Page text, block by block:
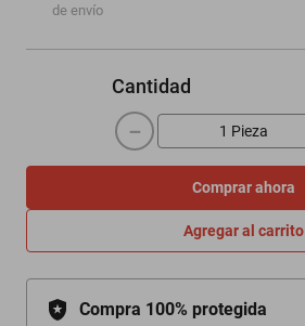
de envío
Cantidad
－
Comprar ahora
Agregar al carrito
Compra 100% protegida